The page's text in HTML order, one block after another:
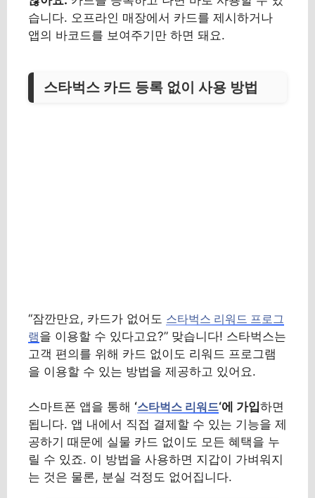
습니다. 오프라인 매장에서 카드를 제시하거나
앱의 바코드를 보여주기만 하면 돼요.
스타벅스 카드 등록 없이 사용 방법
“잠깐만요, 카드가 없어도 스타벅스 리워드 프로그
램을 이용할 수 있다고요?” 맞습니다! 스타벅스는
고객 편의를 위해 카드 없이도 리워드 프로그램
을 이용할 수 있는 방법을 제공하고 있어요.
스마트폰 앱을 통해 ‘스타벅스 리워드‘에 가입하면
됩니다. 앱 내에서 직접 결제할 수 있는 기능을 제
공하기 때문에 실물 카드 없이도 모든 혜택을 누
릴 수 있죠. 이 방법을 사용하면 지갑이 가벼워지
는 것은 물론, 분실 걱정도 없어집니다.